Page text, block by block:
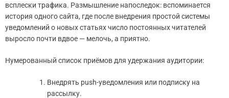
всплески трафика. Размышление напоследок: вспоминается
история одного сайта, где после внедрения простой системы
уведомлений о новых статьях число постоянных читателей
выросло почти вдвое — мелочь, а приятно.
Нумерованный список приёмов для удержания аудитории:
Внедрять push-уведомления или подписку на
рассылку.